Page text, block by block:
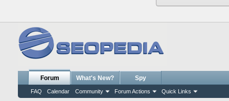
Forum
FAQ Calendar Community Forum Actions Quick Links
What's New? Spy